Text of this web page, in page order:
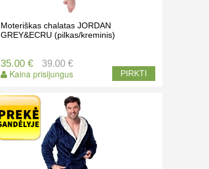
Moteriškas chalatas JORDAN
GREY&ECRU (pilkas/kreminis)
35.00 €
Kaina prisijungus
39.00 €
PIRKTI